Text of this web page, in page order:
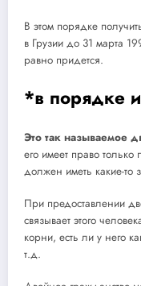
В этом порядке
в Грузии до 31 марта
равно придется.
*в порядке
Это так называемое
его имеет право
должен иметь какие-то
При предоставлении
связывает этого
корни, есть ли у него
т.д.